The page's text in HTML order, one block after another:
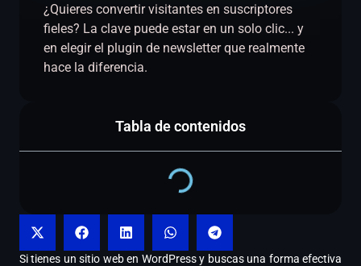
¿Quieres convertir visitantes en suscriptores
fieles? La clave puede estar en un solo clic... y
en elegir el plugin de newsletter que realmente
hace la diferencia.
Tabla de contenidos
Si tienes un sitio web en WordPress y buscas una forma efectiva